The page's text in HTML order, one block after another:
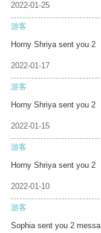
2022-01-25
游客
Horny Shriya sent you 2
2022-01-17
游客
Horny Shriya sent you 2
2022-01-15
游客
Horny Shriya sent you 2
2022-01-10
游客
Sophia sent you 2 messa